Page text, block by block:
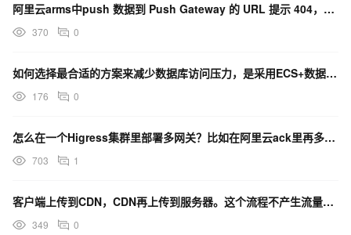
阿里云arms中push 数据到 Push Gateway 的 URL 提示 404，那里有问题吗？
370 0
如何选择最合适的方案来减少数据库访问压力，是采用ECS+数据库+只读实例，还是ECS+数据库+CDN
176 0
怎么在一个Higress集群里部署多网关？比如在阿里云ack里再多部署一个内网LB的gateway
703 1
客户端上传到CDN，CDN再上传到服务器。这个流程不产生流量费？
349 0